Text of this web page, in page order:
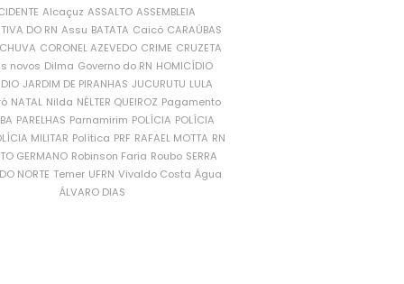
Alcaçuz ASSALTO ASSEMBLEIA
DO RN Assu BATATA Caicó CARAÚBAS
CORONEL AZEVEDO CRIME CRUZETA
novos Dilma Governo do RN HOMICÍDIO
JARDIM DE PIRANHAS JUCURUTU LULA
NATAL Nilda NÉLTER QUEIROZ Pagamento
PARELHAS Parnamirim POLÍCIA POLÍCIA
MILITAR Política PRF RAFAEL MOTTA RN
GERMANO Robinson Faria Roubo SERRA
NORTE Temer UFRN Vivaldo Costa Água
ÁLVARO DIAS